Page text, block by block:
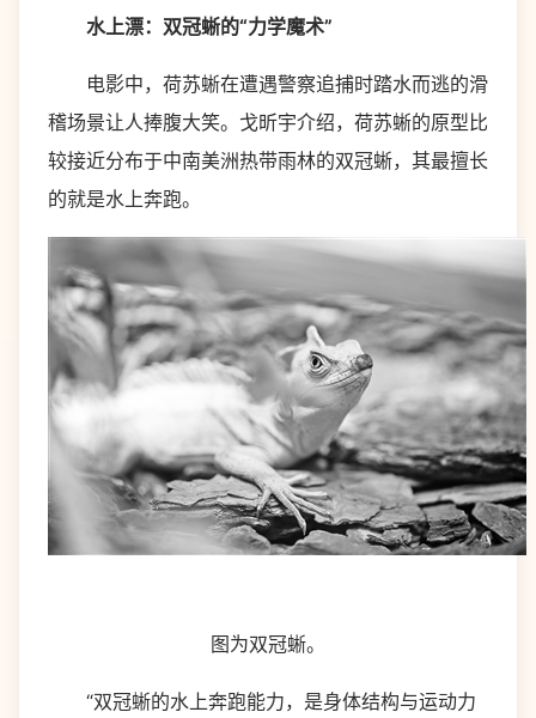
水上漂：双冠蜥的“力学魔术”
电影中，荷苏蜥在遭遇警察追捕时踏水而逃的滑
稽场景让人捧腹大笑。戈昕宇介绍，荷苏蜥的原型比
较接近分布于中南美洲热带雨林的双冠蜥，其最擅长
的就是水上奔跑。
图为双冠蜥。
“双冠蜥的水上奔跑能力，是身体结构与运动力